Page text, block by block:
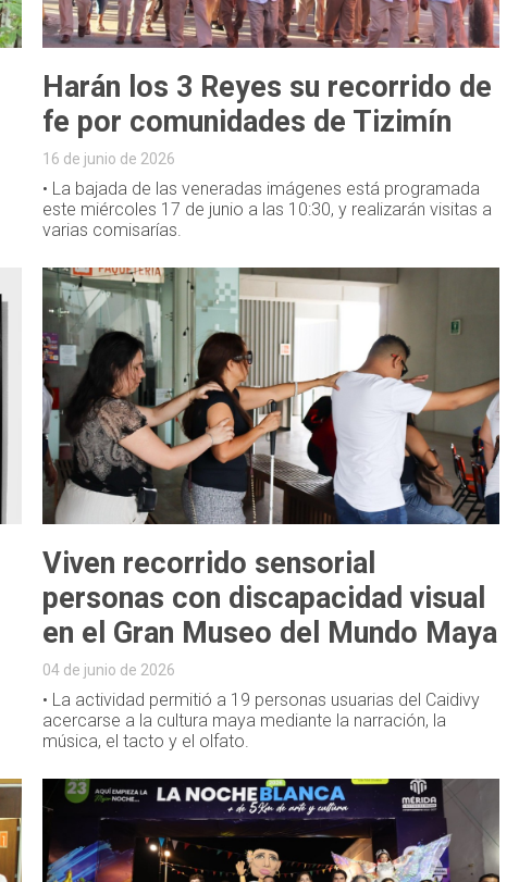
Harán los 3 Reyes su recorrido de
fe por comunidades de Tizimín
16 de junio de 2026
• La bajada de las veneradas imágenes está programada
este miércoles 17 de junio a las 10:30, y realizarán visitas a
varias comisarías.
Viven recorrido sensorial
personas con discapacidad visual
en el Gran Museo del Mundo Maya
04 de junio de 2026
• La actividad permitió a 19 personas usuarias del Caidivy
acercarse a la cultura maya mediante la narración, la
música, el tacto y el olfato.